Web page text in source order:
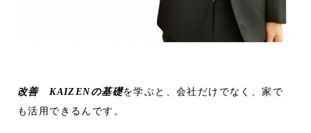
改善 KAIZENの基礎を学ぶと、会社だけでなく、家で
も活用できるんです。